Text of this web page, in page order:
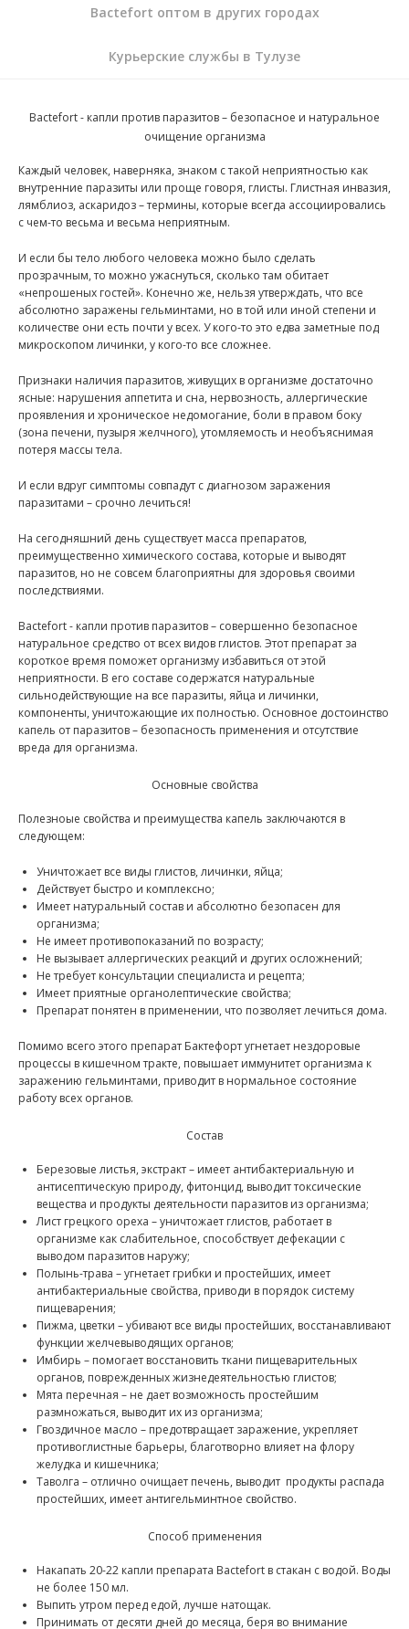
Bactefort оптом в других городах
Курьерские службы в Тулузе
Bactefort - капли против паразитов– безопасное и натуральное
очищение организма
Каждый человек, наверняка, знаком с такой неприятностью как
внутренние паразиты или проще говоря, глисты. Глистная инвазия,
лямблиоз, аскаридоз – термины, которые всегда ассоциировались
с чем-то весьма и весьма неприятным.
И если бы тело любого человека можно было сделать
прозрачным, то можно ужаснуться, сколько там обитает
«непрошеных гостей». Конечно же, нельзя утверждать, что все
абсолютно заражены гельминтами, но в той или иной степени и
количестве они есть почти у всех. У кого-то это едва заметные под
микроскопом личинки, у кого-то все сложнее.
Признаки наличия паразитов, живущих в организме достаточно
ясные: нарушения аппетита и сна, нервозность, аллергические
проявления и хроническое недомогание, боли в правом боку
(зона печени, пузыря желчного), утомляемость и необъяснимая
потеря массы тела.
И если вдруг симптомы совпадут с диагнозом заражения
паразитами – срочно лечиться!
На сегодняшний день существует масса препаратов,
преимущественно химического состава, которые и выводят
паразитов, но не совсем благоприятны для здоровья своими
последствиями.
Bactefort - капли против паразитов – совершенно безопасное
натуральное средство от всех видов глистов. Этот препарат за
короткое время поможет организму избавиться от этой
неприятности. В его составе содержатся натуральные
сильнодействующие на все паразиты, яйца и личинки,
компоненты, уничтожающие их полностью. Основное достоинство
капель от паразитов – безопасность применения и отсутствие
вреда для организма.
Основные свойства
Полезноые свойства и преимущества капель заключаются в
следующем:
Уничтожает все виды глистов, личинки, яйца;
Действует быстро и комплексно;
Имеет натуральный состав и абсолютно безопасен для
организма;
Не имеет противопоказаний по возрасту;
Не вызывает аллергических реакций и других осложнений;
Не требует консультации специалиста и рецепта;
Имеет приятные органолептические свойства;
Препарат понятен в применении, что позволяет лечиться дома.
Помимо всего этого препарат Бактефорт угнетает нездоровые
процессы в кишечном тракте, повышает иммунитет организма к
заражению гельминтами, приводит в нормальное состояние
работу всех органов.
Состав
Березовые листья, экстракт – имеет антибактериальную и
антисептическую природу, фитонцид, выводит токсические
вещества и продукты деятельности паразитов из организма;
Лист грецкого ореха – уничтожает глистов, работает в
организме как слабительное, способствует дефекации с
выводом паразитов наружу;
Полынь-трава – угнетает грибки и простейших, имеет
антибактериальные свойства, приводи в порядок систему
пищеварения;
Пижма, цветки – убивают все виды простейших, восстанавливают
функции желчевыводящих органов;
Имбирь – помогает восстановить ткани пищеварительных
органов, поврежденных жизнедеятельностью глистов;
Мята перечная – не дает возможность простейшим
размножаться, выводит их из организма;
Гвоздичное масло – предотвращает заражение, укрепляет
противоглистные барьеры, благотворно влияет на флору
желудка и кишечника;
Таволга – отлично очищает печень, выводит продукты распада
простейших, имеет антигельминтное свойство.
Способ применения
Накапать 20-22 капли препарата Bactefort в стакан с водой. Воды
не более 150 мл.
Выпить утром перед едой, лучше натощак.
Принимать от десяти дней до месяца, беря во внимание